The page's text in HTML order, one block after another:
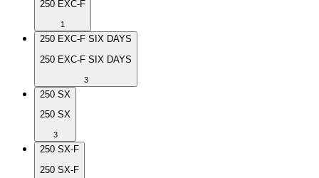
250 EXC-F
1
250 EXC-F SIX DAYS
250 EXC-F SIX DAYS
3
250 SX
250 SX
3
250 SX-F
250 SX-F